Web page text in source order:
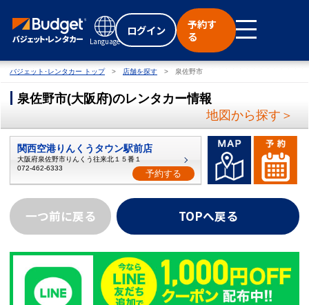
Language
ログイン
予約す
る
バジェット･レンタカー トップ 店舗を探す 泉佐野市
泉佐野市(大阪府)のレンタカー情報
地図から探す＞
関西空港りんくうタウン駅前店
大阪府泉佐野市りんくう往来北１５番１
072-462-6333
予約する
一つ前に戻る TOPへ戻る